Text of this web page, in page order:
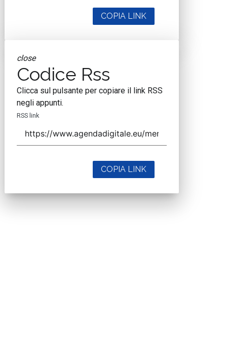
COPIA LINK
close
Codice Rss
Clicca sul pulsante per copiare il link RSS
negli appunti.
RSS link
COPIA LINK